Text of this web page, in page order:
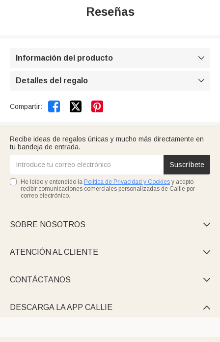
Reseñas
Información del producto 
Detalles del regalo 
Compartir:  
Recibe ideas de regalos únicas y mucho más directamente en
tu bandeja de entrada.
Suscríbete
He leído y entendido la Política de Privacidad y Cookies y acepto
recibir comunicaciones comerciales personalizadas de Callie por
correo electrónico.
SOBRE NOSOTROS 
ATENCIÓN AL CLIENTE 
CONTÁCTANOS 
DESCARGA LA APP CALLIE 